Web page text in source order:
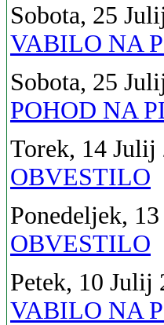
Sobota, 25
VABILO NA
Sobota, 25
POHOD NA
Torek, 14 Julij
OBVESTILO
Ponedeljek,
OBVESTILO
Petek, 10 Julij
VABILO NA